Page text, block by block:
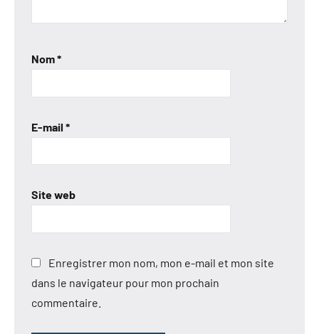
Nom*
E-mail *
Site web
Enregistrer mon nom, mon e-mail et mon site
dans le navigateur pour mon prochain
commentaire.